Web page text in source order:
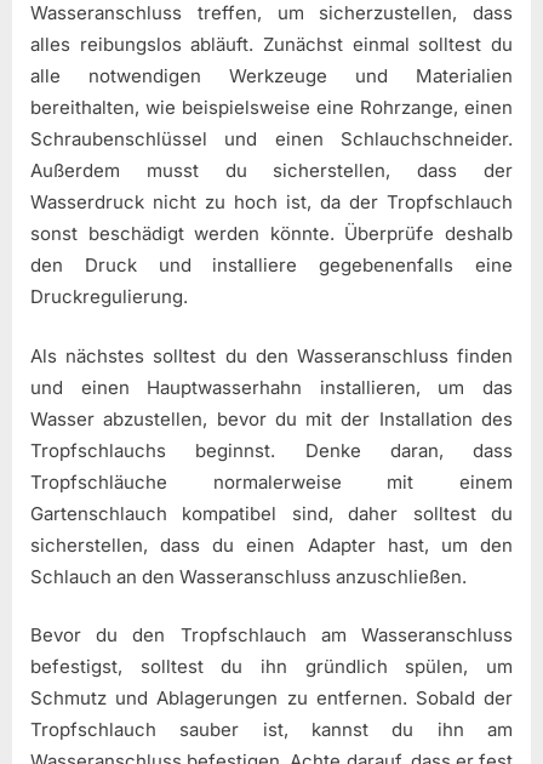
Wasseranschluss treffen, um sicherzustellen, dass
alles reibungslos abläuft. Zunächst einmal solltest du
alle notwendigen Werkzeuge und Materialien
bereithalten, wie beispielsweise eine Rohrzange, einen
Schraubenschlüssel und einen Schlauchschneider.
Außerdem musst du sicherstellen, dass der
Wasserdruck nicht zu hoch ist, da der Tropfschlauch
sonst beschädigt werden könnte. Überprüfe deshalb
den Druck und installiere gegebenenfalls eine
Druckregulierung.
Als nächstes solltest du den Wasseranschluss finden
und einen Hauptwasserhahn installieren, um das
Wasser abzustellen, bevor du mit der Installation des
Tropfschlauchs beginnst. Denke daran, dass
Tropfschläuche normalerweise mit einem
Gartenschlauch kompatibel sind, daher solltest du
sicherstellen, dass du einen Adapter hast, um den
Schlauch an den Wasseranschluss anzuschließen.
Bevor du den Tropfschlauch am Wasseranschluss
befestigst, solltest du ihn gründlich spülen, um
Schmutz und Ablagerungen zu entfernen. Sobald der
Tropfschlauch sauber ist, kannst du ihn am